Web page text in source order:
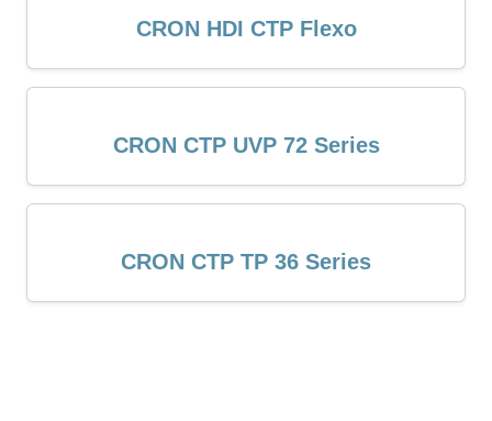
CRON HDI CTP Flexo
CRON CTP UVP 72 Series
CRON CTP TP 36 Series